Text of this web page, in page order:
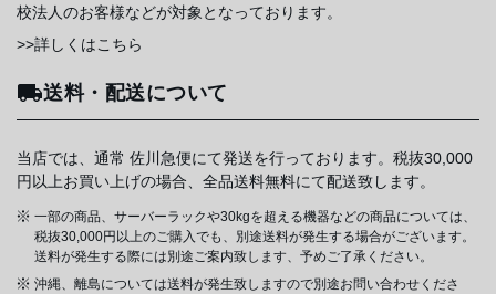
校法人のお客様などが対象となっております。
>>詳しくはこちら
送料・配送について
当店では、通常 佐川急便にて発送を行っております。税抜30,000
円以上お買い上げの場合、全品送料無料にて配送致します。
一部の商品、サーバーラックや30kgを超える機器などの商品については、
税抜30,000円以上のご購入でも、別途送料が発生する場合がございます。
送料が発生する際には別途ご案内致します、予めご了承ください。
沖縄、離島については送料が発生致しますので別途お問い合わせくださ